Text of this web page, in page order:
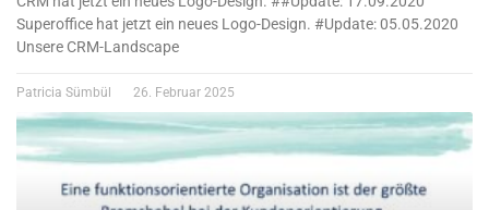
Superoffice hat jetzt ein neues Logo-Design. #Update: 05.05.2020
Unsere CRM-Landscape
Patricia Sümbül 26. Februar 2025